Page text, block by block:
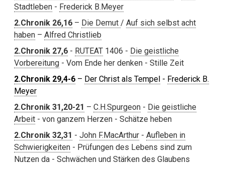
Stadtleben - Frederick B.Meyer
2.Chronik 26,16 – Die Demut/Auf sich selbst acht
haben –Alfred Christlieb
2.Chronik 27,6 - RUTEAT 1406 - Die geistliche
Vorbereitung - Vom Ende her denken - Stille Zeit
2.Chronik 29,4-6 – Der Christ als Tempel - Frederick B.
Meyer
2.Chronik 31,20-21 –C.H.Spurgeon - Die geistliche
Arbeit - von ganzem Herzen - Schätze heben
2.Chronik 32,31 -John F.MacArthur -Aufleben in
Schwierigkeiten - Prüfungen des Lebens sind zum
Nutzen da - Schwächen und Stärken des Glaubens